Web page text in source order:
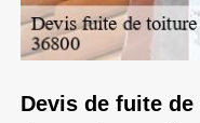
Devis de fuite